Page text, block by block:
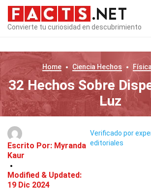
Convierte tu curiosidad en descubrimiento
Home Ciencia Hechos Física
32 Hechos Sobre
Luz
Escrito Por: Myranda
Kaur
Modified & Updated:
19 Dic 2024
Verificado por
editoriales